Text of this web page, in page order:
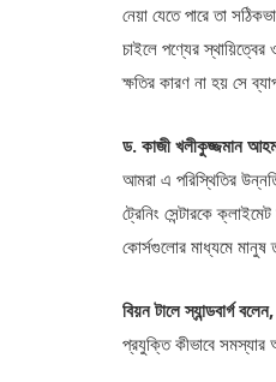
নেয়া যেতে পারে তা
চাইলে পণ্যের স্থায়িত্বের
ক্ষতির কারণ না হয় সে
ড. কাজী খলীকুজ্জমান
আমরা এ পরিস্থিতির
ট্রেনিং সেন্টারকে
কোর্সগুলোর মাধ্যমে মানুষ
বিয়ন টালে স্যান্ডবার্গ বলেন,
প্রযুক্তি কীভাবে সমস্যার